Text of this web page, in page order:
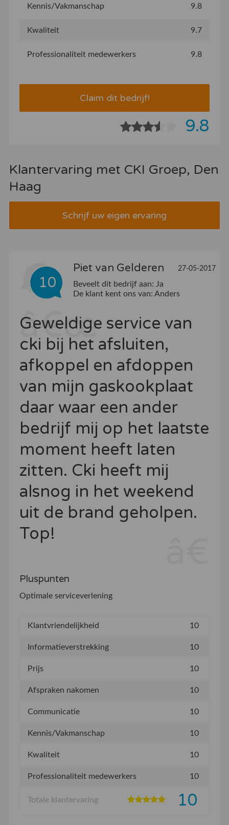
Kennis/Vakmanschap 9.8
Kwaliteit 9.7
Professionaliteit medewerkers 9.8
Claim dit bedrijf!
9.8
Klantervaring met CKI Groep, Den
Haag
Schrijf uw eigen ervaring
10
Piet van Gelderen 27-05-2017
Beveelt dit bedrijf aan: Ja
De klant kent ons van: Anders
Geweldige service van
cki bij het afsluiten,
afkoppel en afdoppen
van mijn gaskookplaat
daar waar een ander
bedrijf mij op het laatste
moment heeft laten
zitten. Cki heeft mij
alsnog in het weekend
uit de brand geholpen.
Top!
Pluspunten
Optimale serviceverlening
Klantvriendelijkheid 10
Informatieverstrekking 10
Prijs 10
Afspraken nakomen 10
Communicatie 10
Kennis/Vakmanschap 10
Kwaliteit 10
Professionaliteit medewerkers 10
Totale klantervaring 10